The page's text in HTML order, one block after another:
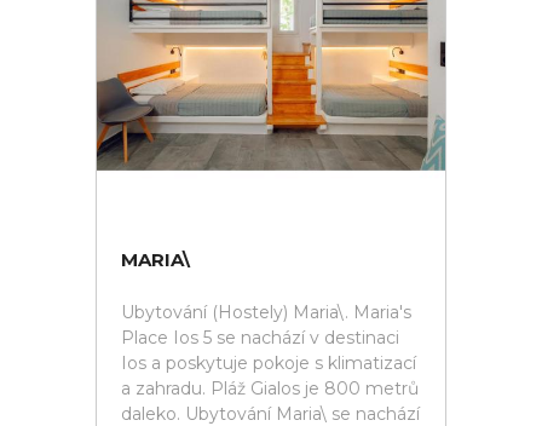
MARIA\
Ubytování (Hostely) Maria\. Maria's
Place Ios 5 se nachází v destinaci
Ios a poskytuje pokoje s klimatizací
a zahradu. Pláž Gialos je 800 metrů
daleko. Ubytování Maria\ se nachází